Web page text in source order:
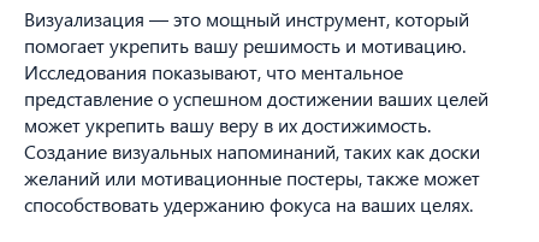
Визуализация — это мощный инструмент, который
помогает укрепить вашу решимость и мотивацию.
Исследования показывают, что ментальное
представление о успешном достижении ваших целей
может укрепить вашу веру в их достижимость.
Создание визуальных напоминаний, таких как доски
желаний или мотивационные постеры, также может
способствовать удержанию фокуса на ваших целях.